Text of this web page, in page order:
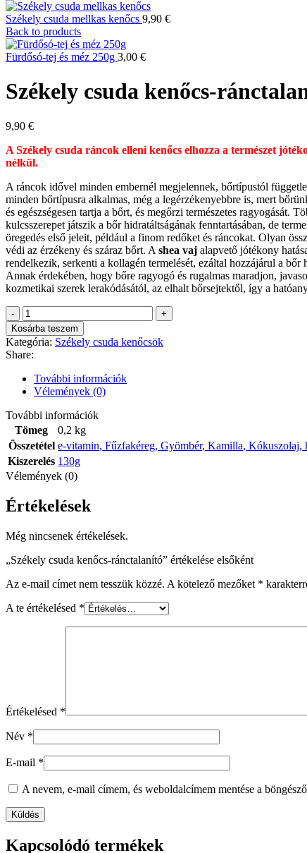
Székely csuda mellkas kenőcs 9,90 €
Back to products
Fürdősó-tej és méz 250g 3,00 €
Székely csuda kenőcs-
9,90 €
A Székely csuda ráncok elleni kenőcs elhozza a természet
nélkül.
A ráncok idővel minden embernél megjelennek, bőrtípustól
minden bőrtípusra alkalmas, még a legérzékenyebbre is, mert
és egészségesen tartja a bőrt, és megőrzi természetes ragyogását.
kulcsszerepet játszik a bőr hidratáltságának fenntartásában, de
öregedés első jeleit, például a finom redőket és ráncokat. Olyan
védi az érzékeny és száraz bőrt. A shea vaj alapvető jótékony
rendelkezik, serkenti a kollagén termelését, ezáltal hozzájárul a bőr
Annak érdekében, hogy bőre ragyogó és rugalmas maradjon,
kozmetikai szerek lerakódásától, az elhalt bőrsejtektől, így a
Székely
csuda
kenőcs-
ránctalanító
mennyiség
Kosárba teszem
Kategória: Székely csuda kenőcsök
Share:
További információk
Vélemények (0)
További információk
Tömeg
0,2 kg
Összetétel e-vitamin, Fűzfakéreg, Gyömbér, Kamilla, Kókuszolaj,
Kiszerelés 130g
Vélemények (0)
Értékelések
Még nincsenek értékelések.
„Székely csuda kenőcs-ránctalanító” értékelése elsőként
Az e-mail címet nem tesszük közzé. A kötelező mezőket *
A te értékelésed *
Értékelésed *
Név *
E-mail *
A nevem, e-mail címem, és weboldalcímem mentése a
Kapcsolódó termékek